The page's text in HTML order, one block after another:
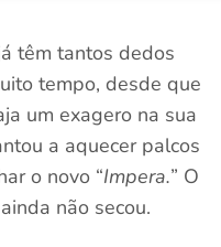
têm tantos dedos
tempo, desde que
um exagero na sua
a aquecer palcos
o novo “Impera.” O
não secou.